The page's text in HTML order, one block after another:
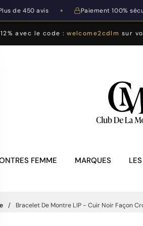
de 450 avis ◆ Paiement 100%
avec le code :welcome2cdlm sur
FEMME MARQUES
Bracelet De Montre LIP - Cuir Noir Façon